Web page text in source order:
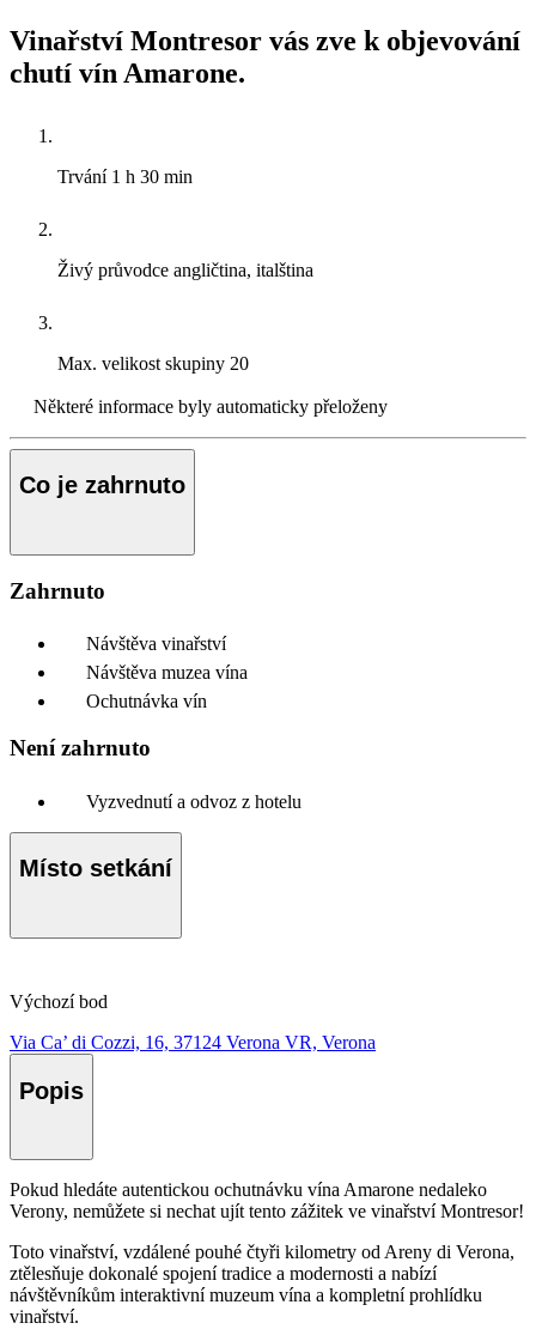
Vinařství Montresor vás zve k objevování
chutí vín Amarone.
Trvání 1 h 30 min
Živý průvodce angličtina, italština
Max. velikost skupiny 20
Některé informace byly automaticky přeloženy
Co je zahrnuto
Zahrnuto
Návštěva vinařství
Návštěva muzea vína
Ochutnávka vín
Není zahrnuto
Vyzvednutí a odvoz z hotelu
Místo setkání
Výchozí bod
Via Ca’ di Cozzi, 16, 37124 Verona VR, Verona
Popis
Pokud hledáte autentickou ochutnávku vína Amarone nedaleko
Verony, nemůžete si nechat ujít tento zážitek ve vinařství Montresor!
Toto vinařství, vzdálené pouhé čtyři kilometry od Areny di Verona,
ztělesňuje dokonalé spojení tradice a modernosti a nabízí
návštěvníkům interaktivní muzeum vína a kompletní prohlídku
vinařství.